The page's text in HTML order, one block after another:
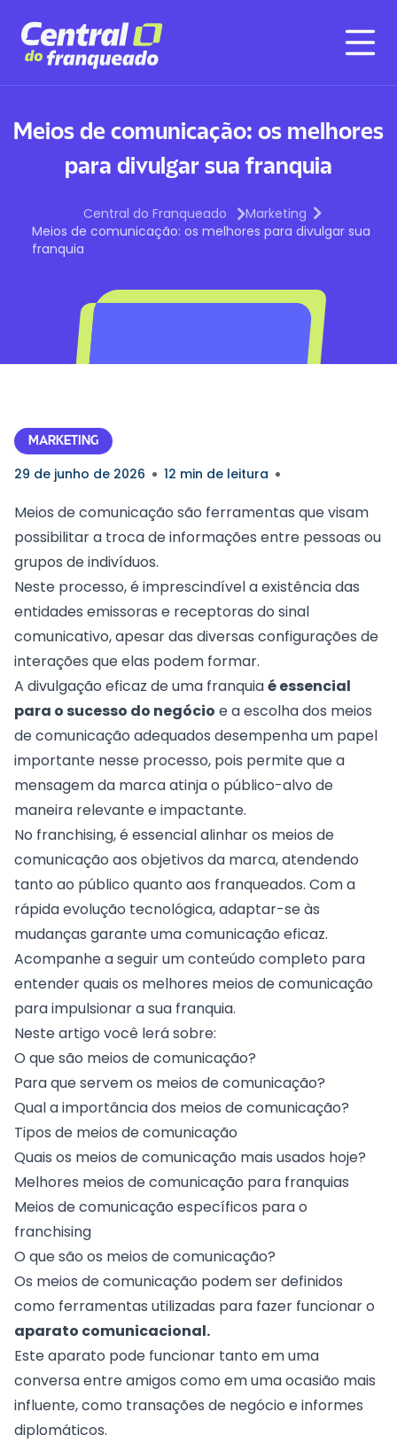
Meios de comunicação: os melhores
para divulgar sua franquia
Central do Franqueado
Marketing
Meios de comunicação: os melhores para divulgar sua
franquia
MARKETING
29 de junho de 2026 12 min de leitura
Meios de comunicação são ferramentas que visam
possibilitar a troca de informações entre pessoas ou
grupos de indivíduos.
Neste processo, é imprescindível a existência das
entidades emissoras e receptoras do sinal
comunicativo, apesar das diversas configurações de
interações que elas podem formar.
A divulgação eficaz de uma franquiaé essencial
para o sucesso do negócio e a escolha dos meios
de comunicação adequados desempenha um papel
importante nesse processo, pois permite que a
mensagem da marca atinja o público-alvo de
maneira relevante e impactante.
No franchising, é essencial alinhar os meios de
comunicação aos objetivos da marca, atendendo
tanto ao público quanto aos franqueados. Com a
rápida evolução tecnológica, adaptar-se às
mudanças garante uma comunicação eficaz.
Acompanhe a seguir um conteúdo completo para
entender quais os melhores meios de comunicação
para impulsionar a sua franquia.
Neste artigo você lerá sobre:
O que são meios de comunicação?
Para que servem os meios de comunicação?
Qual a importância dos meios de comunicação?
Tipos de meios de comunicação
Quais os meios de comunicação mais usados hoje?
Melhores meios de comunicação para franquias
Meios de comunicação específicos para o
franchising
O que são os meios de comunicação?
Os meios de comunicação podem ser definidos
como ferramentas utilizadas para fazer funcionar o
aparato comunicacional.
Este aparato pode funcionar tanto em uma
conversa entre amigos como em uma ocasião mais
influente, como transações de negócio e informes
diplomáticos.